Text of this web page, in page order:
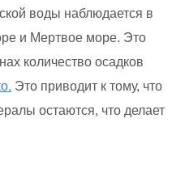
воды наблюдается в
и Мертвое море. Это
количество осадков
Это приводит к тому, что
остаются, что делает